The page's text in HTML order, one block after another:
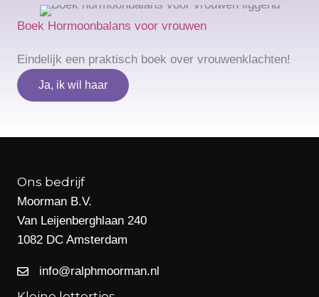
Boek Hormoonbalans voor vrouwen
Eindelijk een praktisch boek over vrouwenklachten!
Ja, ik wil haar
Ons bedrijf
Moorman B.V.
Van Leijenberghlaan 240
1082 DC Amsterdam
info@ralphmoorman.nl